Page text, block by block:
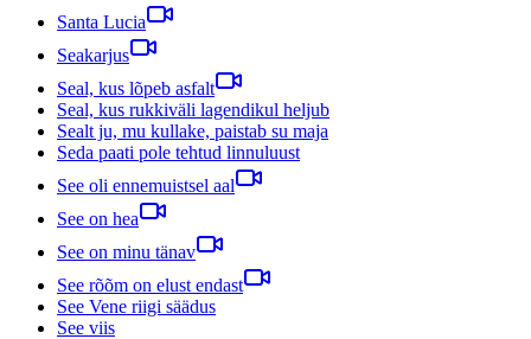
Santa Lucia
Seakarjus
Seal, kus lõpeb asfalt
Seal, kus rukkiväli lagendikul heljub
Sealt ju, mu kullake, paistab su maja
Seda paati pole tehtud linnuluust
See oli ennemuistsel aal
See on hea
See on minu tänav
See rõõm on elust endast
See Vene riigi säädus
See viis